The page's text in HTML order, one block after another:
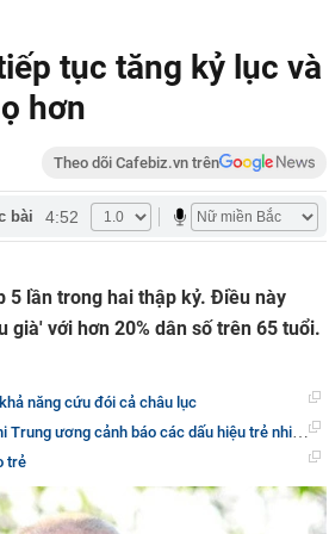
tục tăng kỷ lục và
hơn
Theo dõi Cafebiz.vn trên
bài 4:52
5 lần trong hai thập kỷ. Điều này
với hơn 20% dân số trên 65 tuổi.
năng cứu đói cả châu lục
ương cảnh báo các dấu hiệu trẻ nhiễm bệnh
trẻ